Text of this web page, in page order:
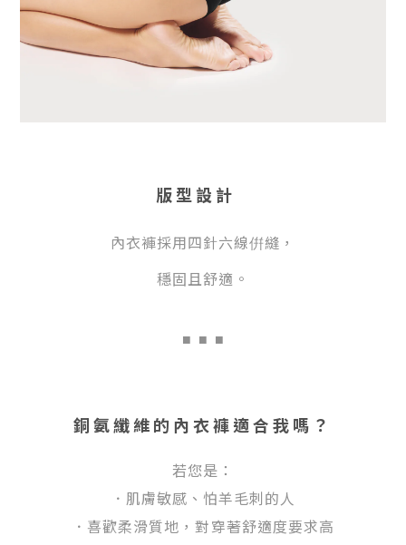
版型設計
內衣褲採用四針六線倂縫，
穩固且舒適。
■ ■ ■
銅氨纖維的內衣褲適合我嗎？
若您是：
．肌膚敏感、怕羊毛刺的人
．喜歡柔滑質地，對穿著舒適度要求高